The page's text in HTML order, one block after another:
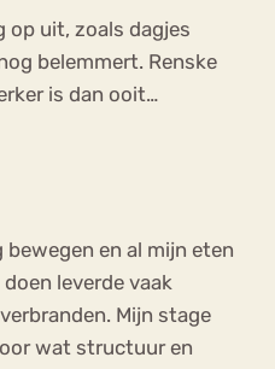
op uit, zoals dagjes
belemmert. Renske
is dan ooit…
en al mijn eten
leverde vaak
Mijn stage
wat structuur en